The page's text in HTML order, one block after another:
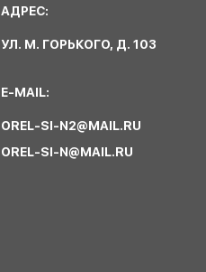
АДРЕС:
УЛ. М. ГОРЬКОГО, Д. 103
E-MAIL:
OREL-SI-N2@MAIL.RU
OREL-SI-N@MAIL.RU